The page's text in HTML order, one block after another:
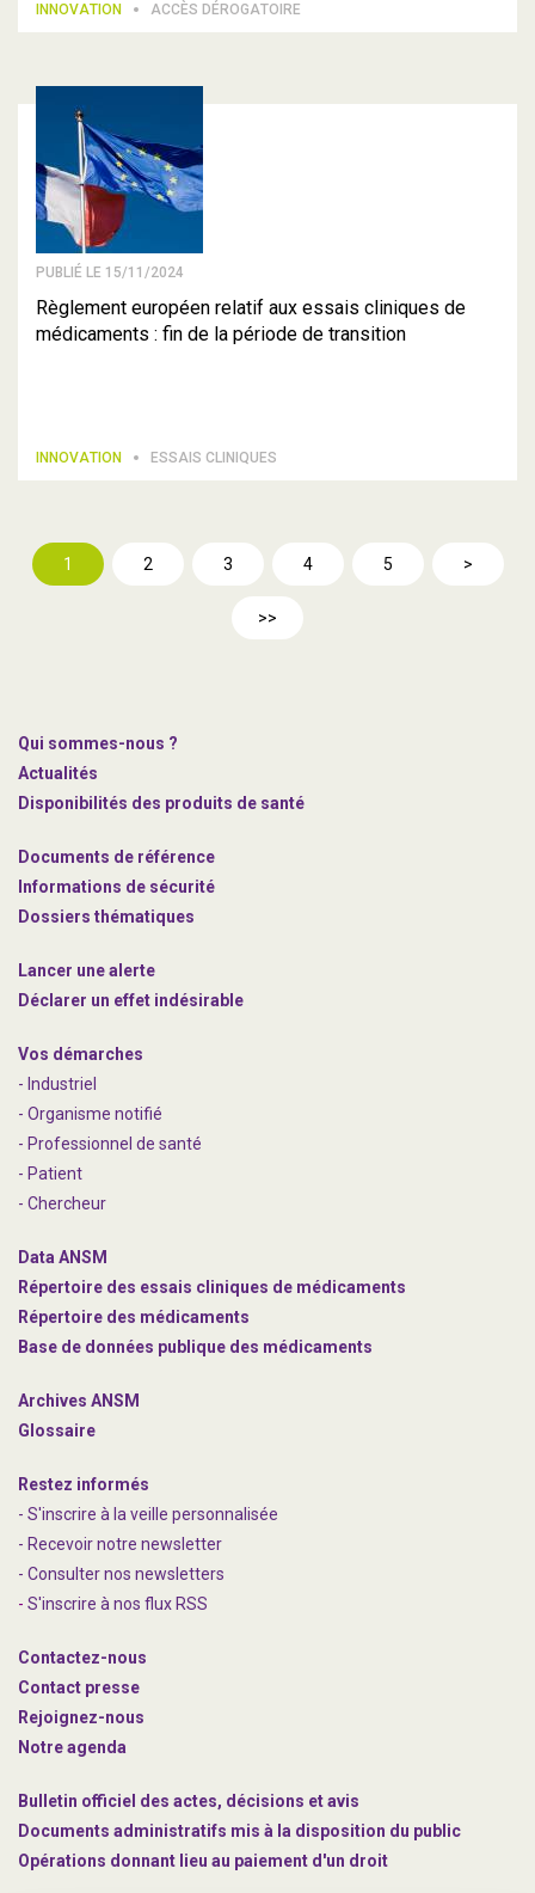
INNOVATION ACCÈS DÉROGATOIRE
PUBLIÉ LE 15/11/2024
Règlement européen relatif aux essais cliniques de
médicaments : fin de la période de transition
INNOVATION ESSAIS CLINIQUES
1 2 3 4 5 >
>>
Qui sommes-nous ?
Actualités
Disponibilités des produits de santé
Documents de référence
Informations de sécurité
Dossiers thématiques
Lancer une alerte
Déclarer un effet indésirable
Vos démarches
- Industriel
- Organisme notifié
- Professionnel de santé
- Patient
- Chercheur
Data ANSM
Répertoire des essais cliniques de médicaments
Répertoire des médicaments
Base de données publique des médicaments
Archives ANSM
Glossaire
Restez informés
- S'inscrire à la veille personnalisée
- Recevoir notre newsletter
- Consulter nos newsletters
- S'inscrire à nos flux RSS
Contactez-nous
Contact presse
Rejoignez-nous
Notre agenda
Bulletin officiel des actes, décisions et avis
Documents administratifs mis à la disposition du public
Opérations donnant lieu au paiement d'un droit